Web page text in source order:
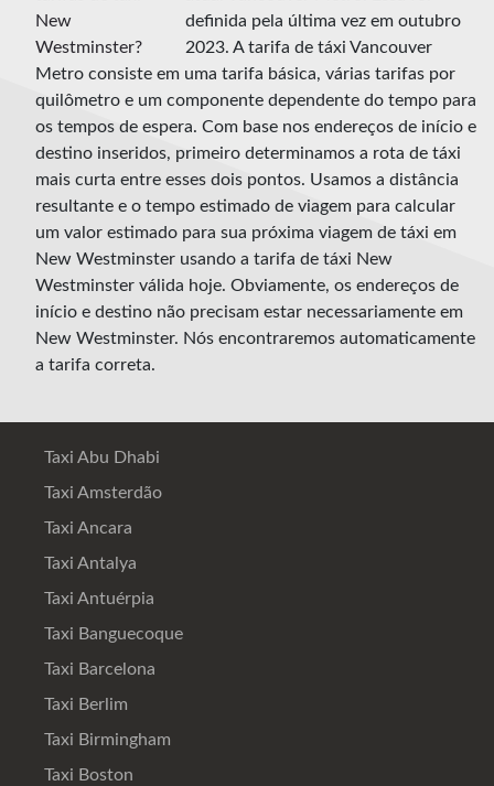
definida pela última vez em outubro
2023. A tarifa de táxi Vancouver
Metro consiste em uma tarifa básica, várias tarifas por
quilômetro e um componente dependente do tempo para
os tempos de espera. Com base nos endereços de início e
destino inseridos, primeiro determinamos a rota de táxi
mais curta entre esses dois pontos. Usamos a distância
resultante e o tempo estimado de viagem para calcular
um valor estimado para sua próxima viagem de táxi em
New Westminster usando a tarifa de táxi New
Westminster válida hoje. Obviamente, os endereços de
início e destino não precisam estar necessariamente em
New Westminster. Nós encontraremos automaticamente
a tarifa correta.
Taxi Abu Dhabi
Taxi Amsterdão
Taxi Ancara
Taxi Antalya
Taxi Antuérpia
Taxi Banguecoque
Taxi Barcelona
Taxi Berlim
Taxi Birmingham
Taxi Boston